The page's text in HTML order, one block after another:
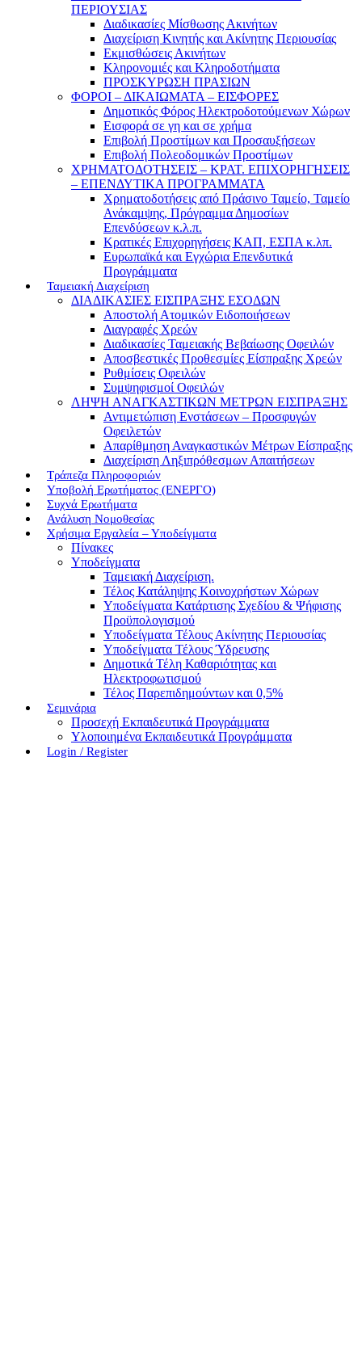
ΠΕΡΙΟΥΣΙΑΣ
Διαδικασίες Μίσθωσης Ακινήτων
Διαχείριση Κινητής και Ακίνητης Περιουσίας
Εκμισθώσεις Ακινήτων
Κληρονομιές και Κληροδοτήματα
ΠΡΟΣΚΥΡΩΣΗ ΠΡΑΣΙΩΝ
ΦΟΡΟΙ – ΔΙΚΑΙΩΜΑΤΑ – ΕΙΣΦΟΡΕΣ
Δημοτικός Φόρος Ηλεκτροδοτούμενων Χώρων
Εισφορά σε γη και σε χρήμα
Επιβολή Προστίμων και Προσαυξήσεων
Επιβολή Πολεοδομικών Προστίμων
ΧΡΗΜΑΤΟΔΟΤΗΣΕΙΣ – ΚΡΑΤ. ΕΠΙΧΟΡΗΓΗΣΕΙΣ
– ΕΠΕΝΔΥΤΙΚΑ ΠΡΟΓΡΑΜΜΑΤΑ
Χρηματοδοτήσεις από Πράσινο Ταμείο, Ταμείο
Ανάκαμψης, Πρόγραμμα Δημοσίων
Επενδύσεων κ.λ.π.
Κρατικές Επιχορηγήσεις ΚΑΠ, ΕΣΠΑ κ.λπ.
Ευρωπαϊκά και Εγχώρια Επενδυτικά
Προγράμματα
Ταμειακή Διαχείριση
ΔΙΑΔΙΚΑΣΙΕΣ ΕΙΣΠΡΑΞΗΣ ΕΣΟΔΩΝ
Αποστολή Ατομικών Ειδοποιήσεων
Διαγραφές Χρεών
Διαδικασίες Ταμειακής Βεβαίωσης Οφειλών
Αποσβεστικές Προθεσμίες Είσπραξης Χρεών
Ρυθμίσεις Οφειλών
Συμψηφισμοί Οφειλών
ΛΗΨΗ ΑΝΑΓΚΑΣΤΙΚΩΝ ΜΕΤΡΩΝ ΕΙΣΠΡΑΞΗΣ
Αντιμετώπιση Ενστάσεων – Προσφυγών
Οφειλετών
Απαρίθμηση Αναγκαστικών Μέτρων Είσπραξης
Διαχείριση Ληξιπρόθεσμων Απαιτήσεων
Τράπεζα Πληροφοριών
Υποβολή Ερωτήματος (ΕΝΕΡΓΟ)
Συχνά Ερωτήματα
Ανάλυση Νομοθεσίας
Χρήσιμα Εργαλεία – Υποδείγματα
Πίνακες
Υποδείγματα
Ταμειακή Διαχείριση.
Τέλος Κατάληψης Κοινοχρήστων Χώρων
Υποδείγματα Κατάρτισης Σχεδίου & Ψήφισης
Προϋπολογισμού
Υποδείγματα Τέλους Ακίνητης Περιουσίας
Υποδείγματα Τέλους Ύδρευσης
Δημοτικά Τέλη Καθαριότητας και
Ηλεκτροφωτισμού
Τέλος Παρεπιδημούντων και 0,5%
Σεμινάρια
Προσεχή Εκπαιδευτικά Προγράμματα
Υλοποιημένα Εκπαιδευτικά Προγράμματα
Login / Register